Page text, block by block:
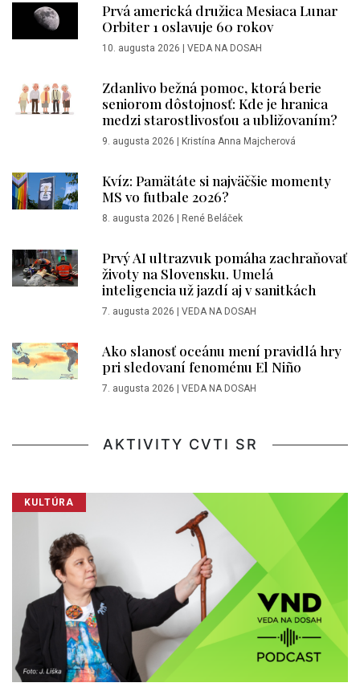
Prvá americká družica Mesiaca Lunar
Orbiter 1 oslavuje 60 rokov
10. augusta 2026 | VEDA NA DOSAH
Zdanlivo bežná pomoc, ktorá berie
seniorom dôstojnosť: Kde je hranica
medzi starostlivosťou a ubližovaním?
9. augusta 2026 | Kristína Anna Majcherová
Kvíz: Pamätáte si najväčšie momenty
MS vo futbale 2026?
8. augusta 2026 | René Beláček
Prvý AI ultrazvuk pomáha zachraňovať
životy na Slovensku. Umelá
inteligencia už jazdí aj v sanitkách
7. augusta 2026 | VEDA NA DOSAH
Ako slanosť oceánu mení pravidlá hry
pri sledovaní fenoménu El Niño
7. augusta 2026 | VEDA NA DOSAH
AKTIVITY CVTI SR
KULTÚRA